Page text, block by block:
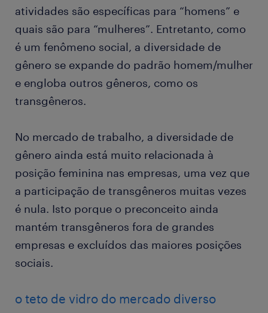
atividades são específicas para “homens” e
quais são para “mulheres”. Entretanto, como
é um fenômeno social, a diversidade de
gênero se expande do padrão homem/mulher
e engloba outros gêneros, como os
transgêneros.
No mercado de trabalho, a diversidade de
gênero ainda está muito relacionada à
posição feminina nas empresas, uma vez que
a participação de transgêneros muitas vezes
é nula. Isto porque o preconceito ainda
mantém transgêneros fora de grandes
empresas e excluídos das maiores posições
sociais.
o teto de vidro do mercado diverso